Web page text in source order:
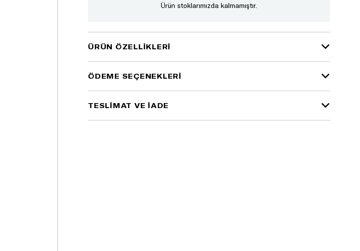
Ürün stoklarımızda kalmamıştır.
ÜRÜN ÖZELLIKLERI
ÖDEME SEÇENEKLERI
TESLİMAT VE İADE